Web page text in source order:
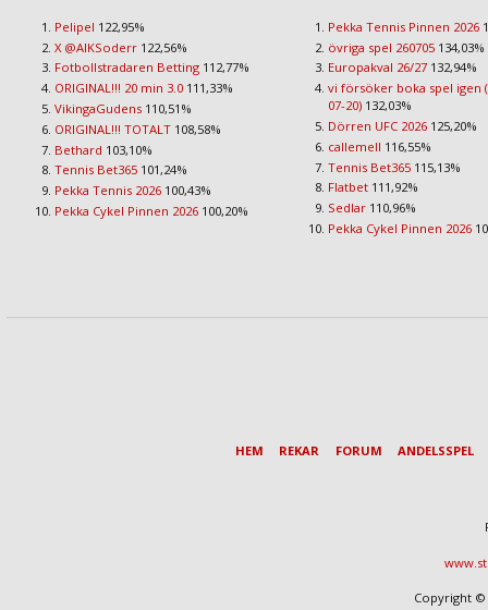
Pelipel 122,95%
X @AIKSoderr 122,56%
Fotbollstradaren Betting 112,77%
ORIGINAL!!! 20 min 3.0 111,33%
VikingaGudens 110,51%
ORIGINAL!!! TOTALT 108,58%
Bethard 103,10%
Tennis Bet365 101,24%
Pekka Tennis 2026 100,43%
Pekka Cykel Pinnen 2026 100,20%
Pekka Tennis Pinnen 2026
övriga spel 260705 134,03%
Europakval 26/27 132,94%
vi försöker boka spel igen
07-20) 132,03%
Dörren UFC 2026 125,20%
callemell 116,55%
Tennis Bet365 115,13%
Flatbet 111,92%
Sedlar 110,96%
Pekka Cykel Pinnen 2026
HEM REKAR FORUM ANDELSSPEL
Copyright ©